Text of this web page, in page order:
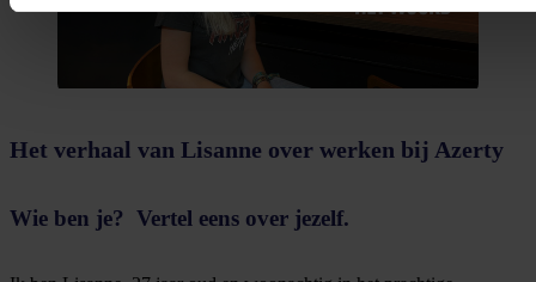
Het verhaal van Lisanne over werken bij Azerty
Wie ben je? Vertel eens over jezelf.